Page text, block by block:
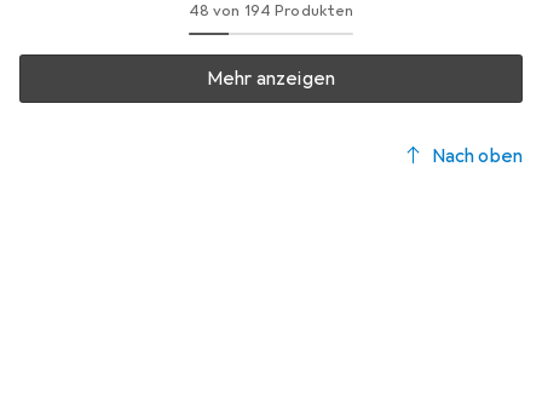
48 von 194 Produkten
Mehr anzeigen
Nach oben